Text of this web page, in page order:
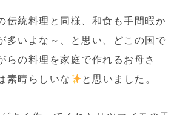
伝統料理と同様、和食も手間暇か
多いよな～、と思い、どこの国で
らの料理を家庭で作れるお母さ
素晴らしいな
と思いました。